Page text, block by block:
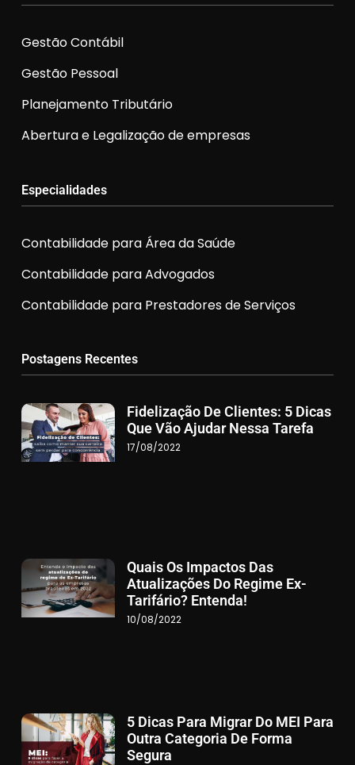
Gestão Contábil
Gestão Pessoal
Planejamento Tributário
Abertura e Legalização de empresas
Especialidades
Contabilidade para Área da Saúde
Contabilidade para Advogados
Contabilidade para Prestadores de Serviços
Postagens Recentes
Fidelização De Clientes: 5 Dicas
Que Vão Ajudar Nessa Tarefa
17/08/2022
Quais Os Impactos Das
Atualizações Do Regime Ex-
Tarifário? Entenda!
10/08/2022
5 Dicas Para Migrar Do MEI Para
Outra Categoria De Forma
Segura